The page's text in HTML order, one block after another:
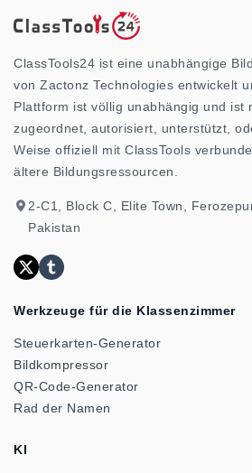
ClassTools24 ist eine unabhängige
von Zactonz Technologies entwickelt
Plattform ist völlig unabhängig und ist
zugeordnet, autorisiert, unterstützt,
Weise offiziell mit ClassTools
ältere Bildungsressourcen.
2-C1, Block C, Elite Town,
Pakistan
Werkzeuge für die Klassenzimmer
Steuerkarten-Generator
Bildkompressor
QR-Code-Generator
Rad der Namen
KI